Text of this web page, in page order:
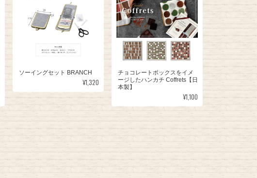
ソーイングセット BRANCH
¥1,320
チョコレートボックスをイメ
ージしたハンカチ Coffrets【日
本製】
¥1,100